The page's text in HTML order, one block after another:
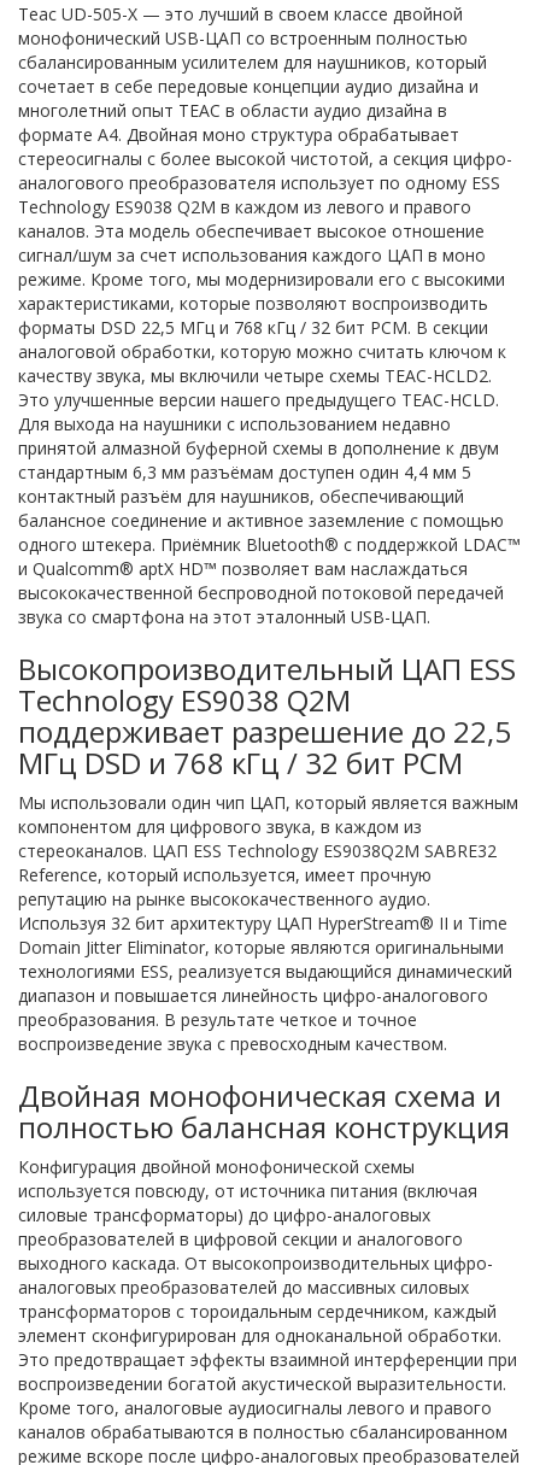
Teac UD-505-X — это лучший в своем классе двойной
монофонический USB-ЦАП со встроенным полностью
сбалансированным усилителем для наушников, который
сочетает в себе передовые концепции аудио дизайна и
многолетний опыт TEAC в области аудио дизайна в
формате A4. Двойная моно структура обрабатывает
стереосигналы с более высокой чистотой, а секция цифро-
аналогового преобразователя использует по одному ESS
Technology ES9038 Q2M в каждом из левого и правого
каналов. Эта модель обеспечивает высокое отношение
сигнал/шум за счет использования каждого ЦАП в моно
режиме. Кроме того, мы модернизировали его с высокими
характеристиками, которые позволяют воспроизводить
форматы DSD 22,5 МГц и 768 кГц / 32 бит PCM. В секции
аналоговой обработки, которую можно считать ключом к
качеству звука, мы включили четыре схемы TEAC-HCLD2.
Это улучшенные версии нашего предыдущего TEAC-HCLD.
Для выхода на наушники с использованием недавно
принятой алмазной буферной схемы в дополнение к двум
стандартным 6,3 мм разъёмам доступен один 4,4 мм 5
контактный разъём для наушников, обеспечивающий
балансное соединение и активное заземление с помощью
одного штекера. Приёмник Bluetooth® с поддержкой LDAC™
и Qualcomm® aptX HD™ позволяет вам наслаждаться
высококачественной беспроводной потоковой передачей
звука со смартфона на этот эталонный USB-ЦАП.
Высокопроизводительный ЦАП ESS
Technology ES9038 Q2M
поддерживает разрешение до 22,5
МГц DSD и 768 кГц / 32 бит PCM
Мы использовали один чип ЦАП, который является важным
компонентом для цифрового звука, в каждом из
стереоканалов. ЦАП ESS Technology ES9038Q2M SABRE32
Reference, который используется, имеет прочную
репутацию на рынке высококачественного аудио.
Используя 32 бит архитектуру ЦАП HyperStream® II и Time
Domain Jitter Eliminator, которые являются оригинальными
технологиями ESS, реализуется выдающийся динамический
диапазон и повышается линейность цифро-аналогового
преобразования. В результате четкое и точное
воспроизведение звука с превосходным качеством.
Двойная монофоническая схема и
полностью балансная конструкция
Конфигурация двойной монофонической схемы
используется повсюду, от источника питания (включая
силовые трансформаторы) до цифро-аналоговых
преобразователей в цифровой секции и аналогового
выходного каскада. От высокопроизводительных цифро-
аналоговых преобразователей до массивных силовых
трансформаторов с тороидальным сердечником, каждый
элемент сконфигурирован для одноканальной обработки.
Это предотвращает эффекты взаимной интерференции при
воспроизведении богатой акустической выразительности.
Кроме того, аналоговые аудиосигналы левого и правого
каналов обрабатываются в полностью сбалансированном
режиме вскоре после цифро-аналоговых преобразователей